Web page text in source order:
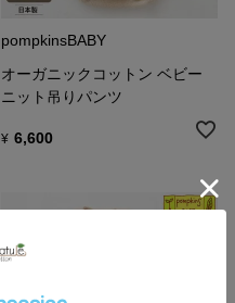
pompkinsBABY
オーガニックコットン ベビー
ニット吊りパンツ
¥ 6,600